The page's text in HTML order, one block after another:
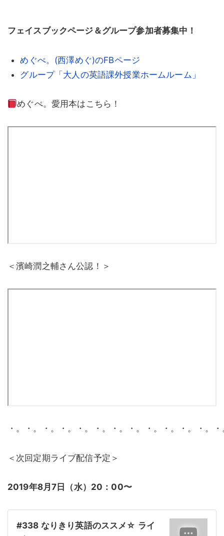
フェイスブックページ＆グループ参加者募集中！
めぐぺ。(西澤めぐ)のFBページ
グループ「大人の英語課外授業ホームルーム」
めぐぺ。愛用本はこちら！
＜濱崎潤之輔さん公認！＞
・。・。・。・。・。・。・。・。・。・。・。・。
＜次回定期ライブ配信予定＞
2019年8月7日（水）20：00〜
#338 なりきり英語のススメ☆ ライ